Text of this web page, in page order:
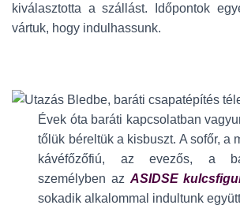
kiválasztotta a szállást. Időpontok
vártuk, hogy indulhassunk.
Évek óta baráti kapcsolatban
tőlük béreltük a kisbuszt. A sofőr, a
kávéfőzőfiú, az evezős, a
személyben az ASIDSE
sokadik alkalommal indultunk